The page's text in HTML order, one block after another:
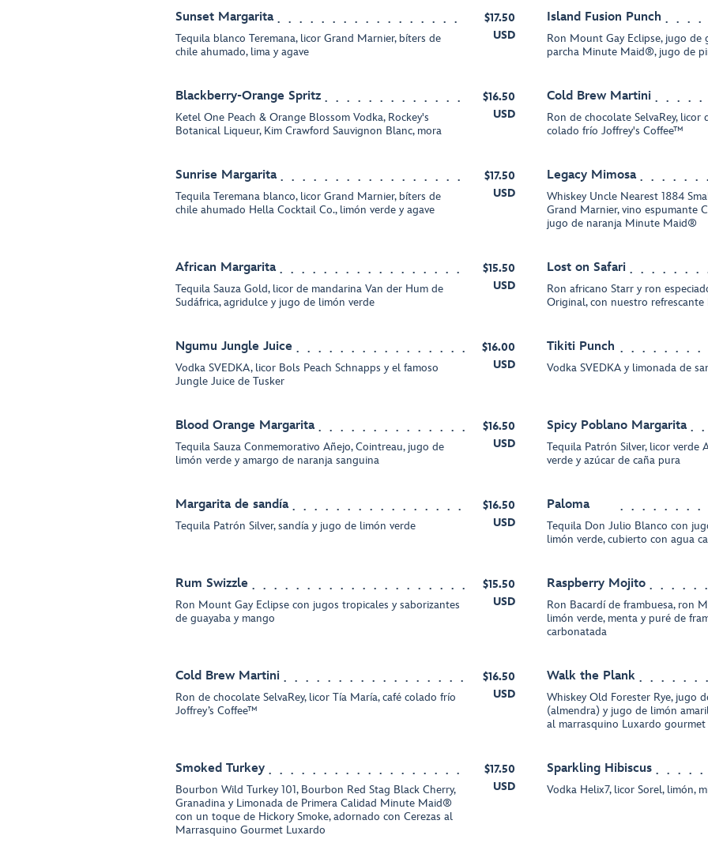
Sunset Margarita
Tequila blanco Teremana, licor Grand Marnier, bíters de
chile ahumado, lima y agave
$17.50
USD
Island Fusion Punch
Ron Mount Gay Eclipse, jugo de
parcha Minute Maid®, jugo de
Blackberry-Orange Spritz
Ketel One Peach & Orange Blossom Vodka, Rockey's
Botanical Liqueur, Kim Crawford Sauvignon Blanc, mora
$16.50
USD
Cold Brew Martini
Ron de chocolate SelvaRey, licor
colado frío Joffrey's Coffee™
Sunrise Margarita
Tequila Teremana blanco, licor Grand Marnier, bíters de
chile ahumado Hella Cocktail Co., limón verde y agave
$17.50
USD
Legacy Mimosa
Whiskey Uncle Nearest 1884
Grand Marnier, vino espumante
jugo de naranja Minute Maid®
African Margarita
Tequila Sauza Gold, licor de mandarina Van der Hum de
Sudáfrica, agridulce y jugo de limón verde
$15.50
USD
Lost on Safari
Ron africano Starr y ron
Original, con nuestro refrescante
Ngumu Jungle Juice
Vodka SVEDKA, licor Bols Peach Schnapps y el famoso
Jungle Juice de Tusker
$16.00
USD
Tikiti Punch
Vodka SVEDKA y limonada de
Blood Orange Margarita
Tequila Sauza Conmemorativo Añejo, Cointreau, jugo de
limón verde y amargo de naranja sanguina
$16.50
USD
Spicy Poblano Margarita
Tequila Patrón Silver, licor verde
verde y azúcar de caña pura
Margarita de sandía
Tequila Patrón Silver, sandía y jugo de limón verde
$16.50
USD
Paloma
Tequila Don Julio Blanco con
limón verde, cubierto con agua
Rum Swizzle
Ron Mount Gay Eclipse con jugos tropicales y saborizantes
de guayaba y mango
$15.50
USD
Raspberry Mojito
Ron Bacardí de frambuesa, ron
limón verde, menta y puré de
carbonatada
Cold Brew Martini
Ron de chocolate SelvaRey, licor Tía María, café colado frío
Joffrey’s Coffee™
$16.50
USD
Walk the Plank
Whiskey Old Forester Rye, jugo
(almendra) y jugo de limón
al marrasquino Luxardo gourmet
Smoked Turkey
Bourbon Wild Turkey 101, Bourbon Red Stag Black Cherry,
Granadina y Limonada de Primera Calidad Minute Maid®
con un toque de Hickory Smoke, adornado con Cerezas al
Marrasquino Gourmet Luxardo
$17.50
USD
Sparkling Hibiscus
Vodka Helix7, licor Sorel, limón,